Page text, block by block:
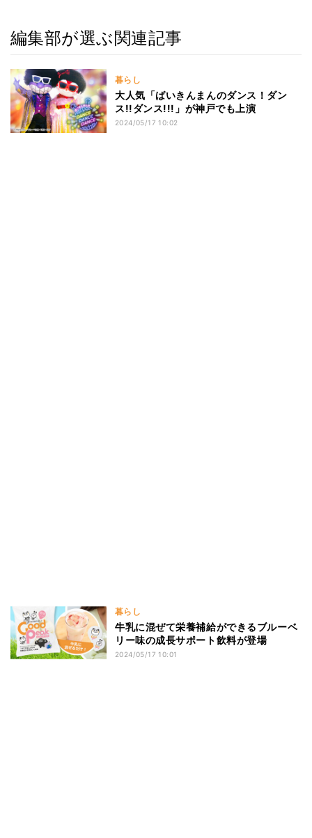
編集部が選ぶ関連記事
暮らし
大人気「ばいきんまんのダンス！ダン
ス!!ダンス!!!」が神戸でも上演
2024/05/17 10:02
暮らし
牛乳に混ぜて栄養補給ができるブルーベ
リー味の成長サポート飲料が登場
2024/05/17 10:01